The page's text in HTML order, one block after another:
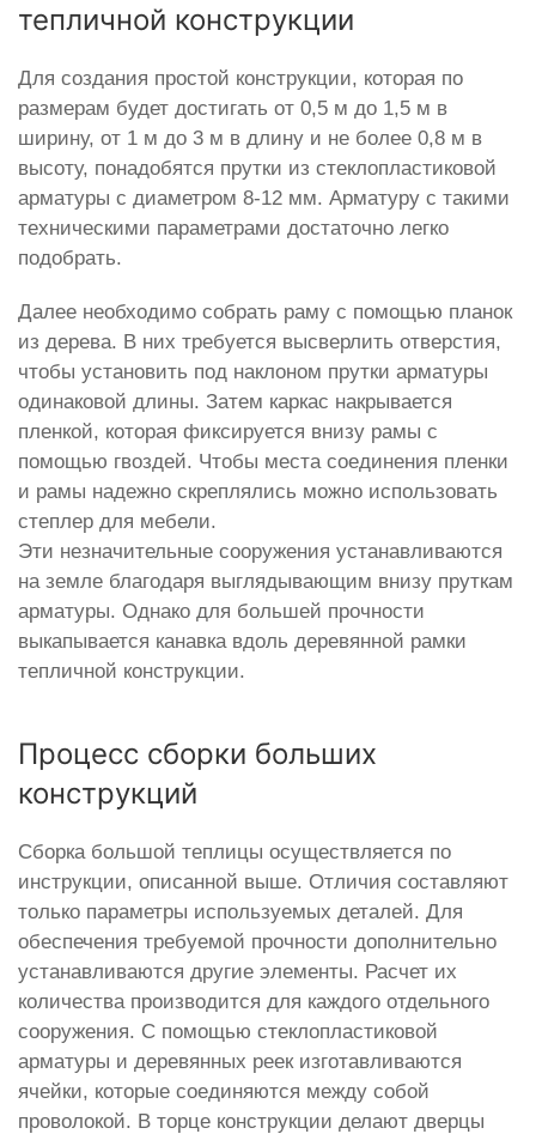
тепличной конструкции
Для создания простой конструкции, которая по
размерам будет достигать от 0,5 м до 1,5 м в
ширину, от 1 м до 3 м в длину и не более 0,8 м в
высоту, понадобятся прутки из стеклопластиковой
арматуры с диаметром 8-12 мм. Арматуру с такими
техническими параметрами достаточно легко
подобрать.
Далее необходимо собрать раму с помощью планок
из дерева. В них требуется высверлить отверстия,
чтобы установить под наклоном прутки арматуры
одинаковой длины. Затем каркас накрывается
пленкой, которая фиксируется внизу рамы с
помощью гвоздей. Чтобы места соединения пленки
и рамы надежно скреплялись можно использовать
степлер для мебели.
Эти незначительные сооружения устанавливаются
на земле благодаря выглядывающим внизу пруткам
арматуры. Однако для большей прочности
выкапывается канавка вдоль деревянной рамки
тепличной конструкции.
Процесс сборки больших
конструкций
Сборка большой теплицы осуществляется по
инструкции, описанной выше. Отличия составляют
только параметры используемых деталей. Для
обеспечения требуемой прочности дополнительно
устанавливаются другие элементы. Расчет их
количества производится для каждого отдельного
сооружения. С помощью стеклопластиковой
арматуры и деревянных реек изготавливаются
ячейки, которые соединяются между собой
проволокой. В торце конструкции делают дверцы